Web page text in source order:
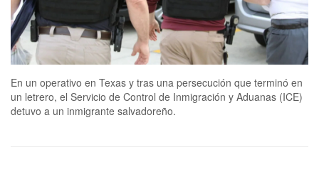
En un operativo en Texas y tras una persecución que terminó en
un letrero, el Servicio de Control de Inmigración y Aduanas (ICE)
detuvo a un inmigrante salvadoreño.